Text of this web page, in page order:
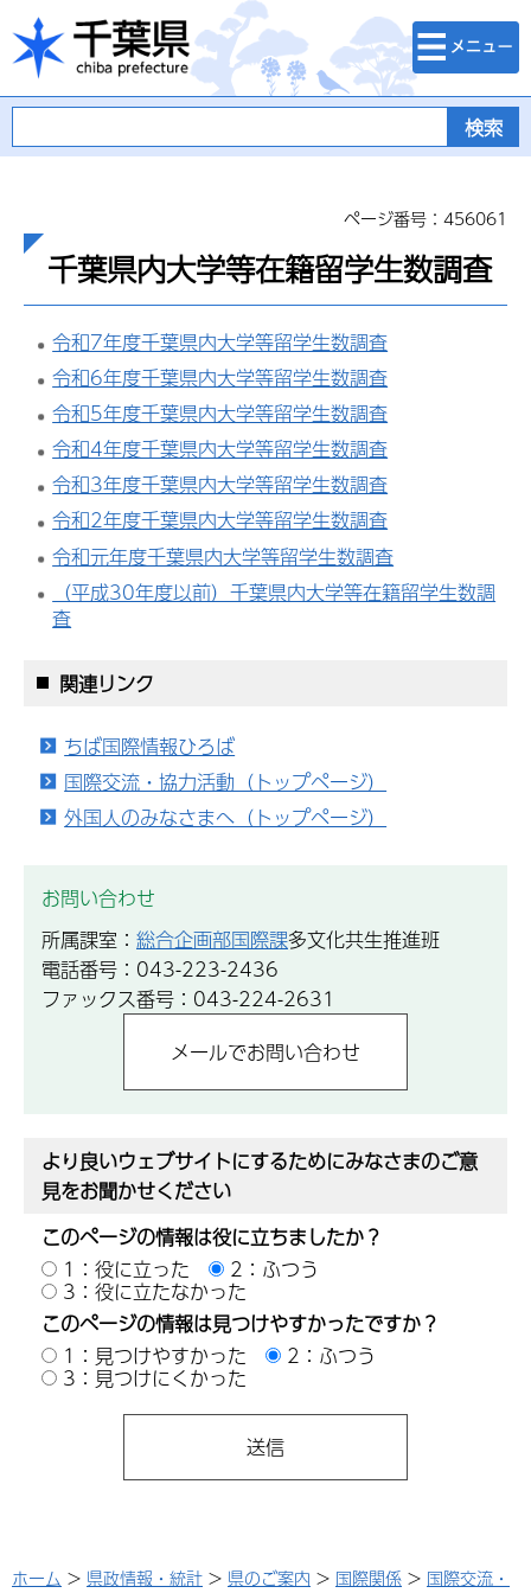
千葉県
検索・メニュ
ー
ページ番号：456061
千葉県内大学等在籍留学生数調査
令和7年度千葉県内大学等留学生数調査
令和6年度千葉県内大学等留学生数調査
令和5年度千葉県内大学等留学生数調査
令和4年度千葉県内大学等留学生数調査
令和3年度千葉県内大学等留学生数調査
令和2年度千葉県内大学等留学生数調査
令和元年度千葉県内大学等留学生数調査
（平成30年度以前）千葉県内大学等在籍留学生数調
査
関連リンク
ちば国際情報ひろば
国際交流・協力活動（トップページ）
外国人のみなさまへ（トップページ）
お問い合わせ
所属課室： 総合企画部国際課多文化共生推進班
電話番号：043-223-2436
ファックス番号：043-224-2631
より良いウェブサイトにするためにみなさまのご意
見をお聞かせください
このページの情報は役に立ちましたか？
1：役に立った
2：ふつう
3：役に立たなかった
このページの情報は見つけやすかったですか？
1：見つけやすかった
2：ふつう
3：見つけにくかった
ホーム > 県政情報・統計 > 県のご案内 > 国際関係 > 国際交流・